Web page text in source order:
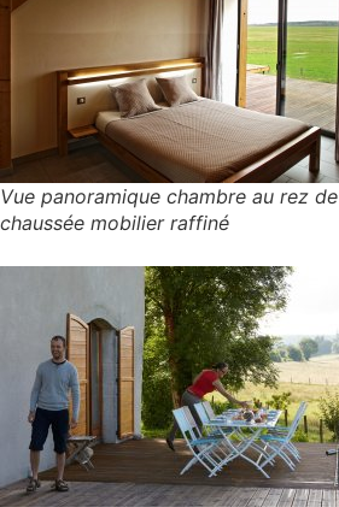
Vue panoramique chambre au rez de
chaussée mobilier raffiné